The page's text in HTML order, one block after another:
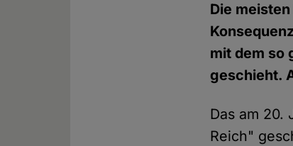
Die
mit dem so
geschieht.
Das am 20.
Reich"